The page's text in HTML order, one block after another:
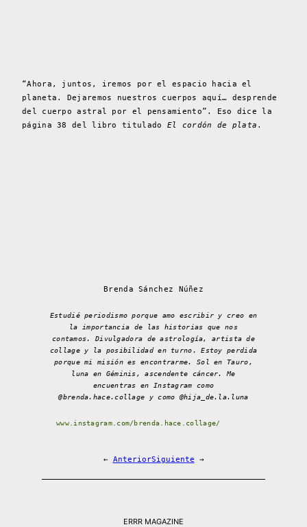
“Ahora, juntos, iremos por el espacio hacia el
planeta. Dejaremos nuestros cuerpos aquí… desprende
del cuerpo astral por el pensamiento”. Eso dice la
página 38 del libro titulado El cordón de plata .
Brenda Sánchez Núñez
Estudié periodismo porque amo escribir y creo en
la importancia de las historias que nos
contamos. Divulgadora de astrología, artista de
collage y la posibilidad en turno. Estoy perdida
porque mi misión es encontrarme. Sol en Tauro,
luna en Géminis, ascendente cáncer. Me
encuentras en Instagram como
@brenda.hace.collage y como @hija_de.la.luna
www.instagram.com/brenda.hace.collage/
← AnteriorSiguiente →
ERRR MAGAZINE